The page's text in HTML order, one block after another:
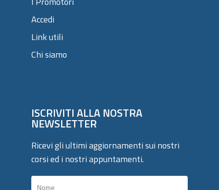
Accedi
Link utili
Chi siamo
ISCRIVITI ALLA NOSTRA
NEWSLETTER
Ricevi gli ultimi aggiornamenti sui nostri
corsi ed i nostri appuntamenti.